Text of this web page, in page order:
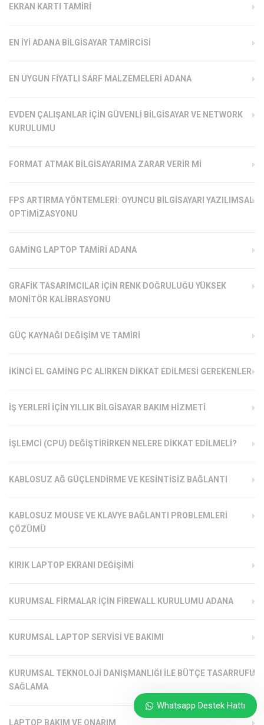
EKRAN KARTI TAMIRI
EN İYI ADANA BILGISAYAR TAMIRCISI
EN UYGUN FIYATLI SARF MALZEMELERI ADANA
EVDEN ÇALIŞANLAR İÇIN GÜVENLI BILGISAYAR VE NETWORK
KURULUMU
FORMAT ATMAK BILGISAYARIMA ZARAR VERIR MI
FPS ARTIRMA YÖNTEMLERI: OYUNCU BILGISAYARI YAZILIMSAL
OPTIMIZASYONU
GAMING LAPTOP TAMIRI ADANA
GRAFIK TASARIMCILAR İÇIN RENK DOĞRULUĞU YÜKSEK
MONITÖR KALIBRASYONU
GÜÇ KAYNAĞI DEĞIŞIM VE TAMIRI
İKINCI EL GAMING PC ALIRKEN DIKKAT EDILMESI GEREKENLER
İŞ YERLERI İÇIN YILLIK BILGISAYAR BAKIM HIZMETI
İŞLEMCI (CPU) DEĞIŞTIRIRKEN NELERE DIKKAT EDILMELI?
KABLOSUZ AĞ GÜÇLENDIRME VE KESINTISIZ BAĞLANTI
KABLOSUZ MOUSE VE KLAVYE BAĞLANTI PROBLEMLERI
ÇÖZÜMÜ
KIRIK LAPTOP EKRANI DEĞIŞIMI
KURUMSAL FIRMALAR İÇIN FIREWALL KURULUMU ADANA
KURUMSAL LAPTOP SERVISI VE BAKIMI
KURUMSAL TEKNOLOJI DANIŞMANLIĞI ILE BÜTÇE TASARRUFU
SAĞLAMA
LAPTOP BAKIM VE ONARIM
Whatsapp Destek Hattı